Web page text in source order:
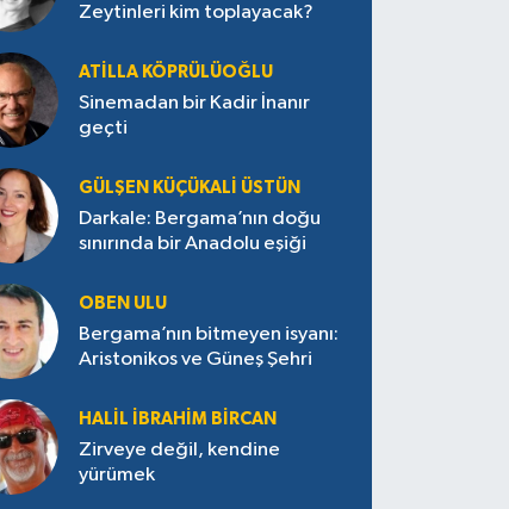
Zeytinleri kim toplayacak?
ATILLA KÖPRÜLÜOĞLU
Sinemadan bir Kadir İnanır
geçti
GÜLŞEN KÜÇÜKALI ÜSTÜN
Darkale: Bergama’nın doğu
sınırında bir Anadolu eşiği
OBEN ULU
Bergama’nın bitmeyen isyanı:
Aristonikos ve Güneş Şehri
HALIL İBRAHIM BIRCAN
Zirveye değil, kendine
yürümek